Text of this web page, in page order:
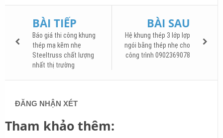
BÀI TIẾP
Báo giá thi công khung
thép mạ kẽm nhẹ
Steeltruss chất lượng
nhất thị trường
BÀI SAU
Hệ khung thép 3 lớp lợp
ngói bằng thép nhẹ cho
công trình 0902369078
ĐĂNG NHẬN XÉT
Tham khảo thêm: